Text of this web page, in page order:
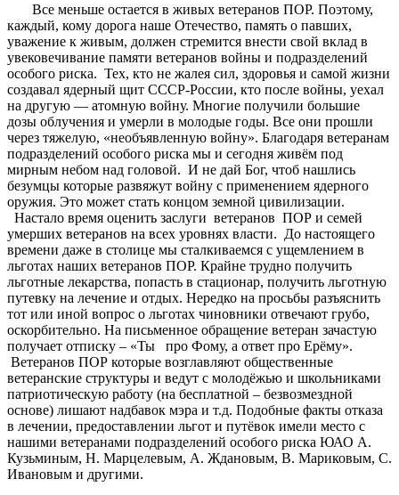
Все меньше остается в живых ветеранов ПОР. Поэтому,
каждый, кому дорога наше Отечество, память о павших,
уважение к живым, должен стремится внести свой вклад в
увековечивание памяти ветеранов войны и подразделений
особого риска. Тех, кто не жалея сил, здоровья и самой жизни
создавал ядерный щит СССР-России, кто после войны, уехал
на другую — атомную войну. Многие получили большие
дозы облучения и умерли в молодые годы. Все они прошли
через тяжелую, «необъявленную войну». Благодаря ветеранам
подразделений особого риска мы и сегодня живём под
мирным небом над головой. И не дай Бог, чтоб нашлись
безумцы которые развяжут войну с применением ядерного
оружия. Это может стать концом земной цивилизации.
Настало время оценить заслуги ветеранов ПОР и семей
умерших ветеранов на всех уровнях власти. До настоящего
времени даже в столице мы сталкиваемся с ущемлением в
льготах наших ветеранов ПОР. Крайне трудно получить
льготные лекарства, попасть в стационар, получить льготную
путевку на лечение и отдых. Нередко на просьбы разъяснить
тот или иной вопрос о льготах чиновники отвечают грубо,
оскорбительно. На письменное обращение ветеран зачастую
получает отписку – «Ты про Фому, а ответ про Ерёму».
Ветеранов ПОР которые возглавляют общественные
ветеранские структуры и ведут с молодёжью и школьниками
патриотическую работу (на бесплатной – безвозмездной
основе) лишают надбавок мэра и т.д. Подобные факты отказа
в лечении, предоставлении льгот и путёвок имели место с
нашими ветеранами подразделений особого риска ЮАО А.
Кузьминым, Н. Марцелевым, А. Ждановым, В. Мариковым, С.
Ивановым и другими.